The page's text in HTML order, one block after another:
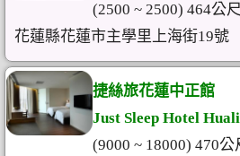
(2500 ~ 2500) 464公尺
花蓮縣花蓮市主學里上海街19號
捷絲旅花蓮中正館
Just Sleep Hotel
(9000 ~ 18000) 470公